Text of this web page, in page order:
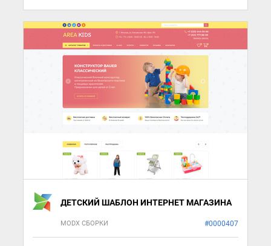
ДЕТСКИЙ ШАБЛОН ИНТЕРНЕТ МАГАЗИНА
MODX СБОРКИ #0000407